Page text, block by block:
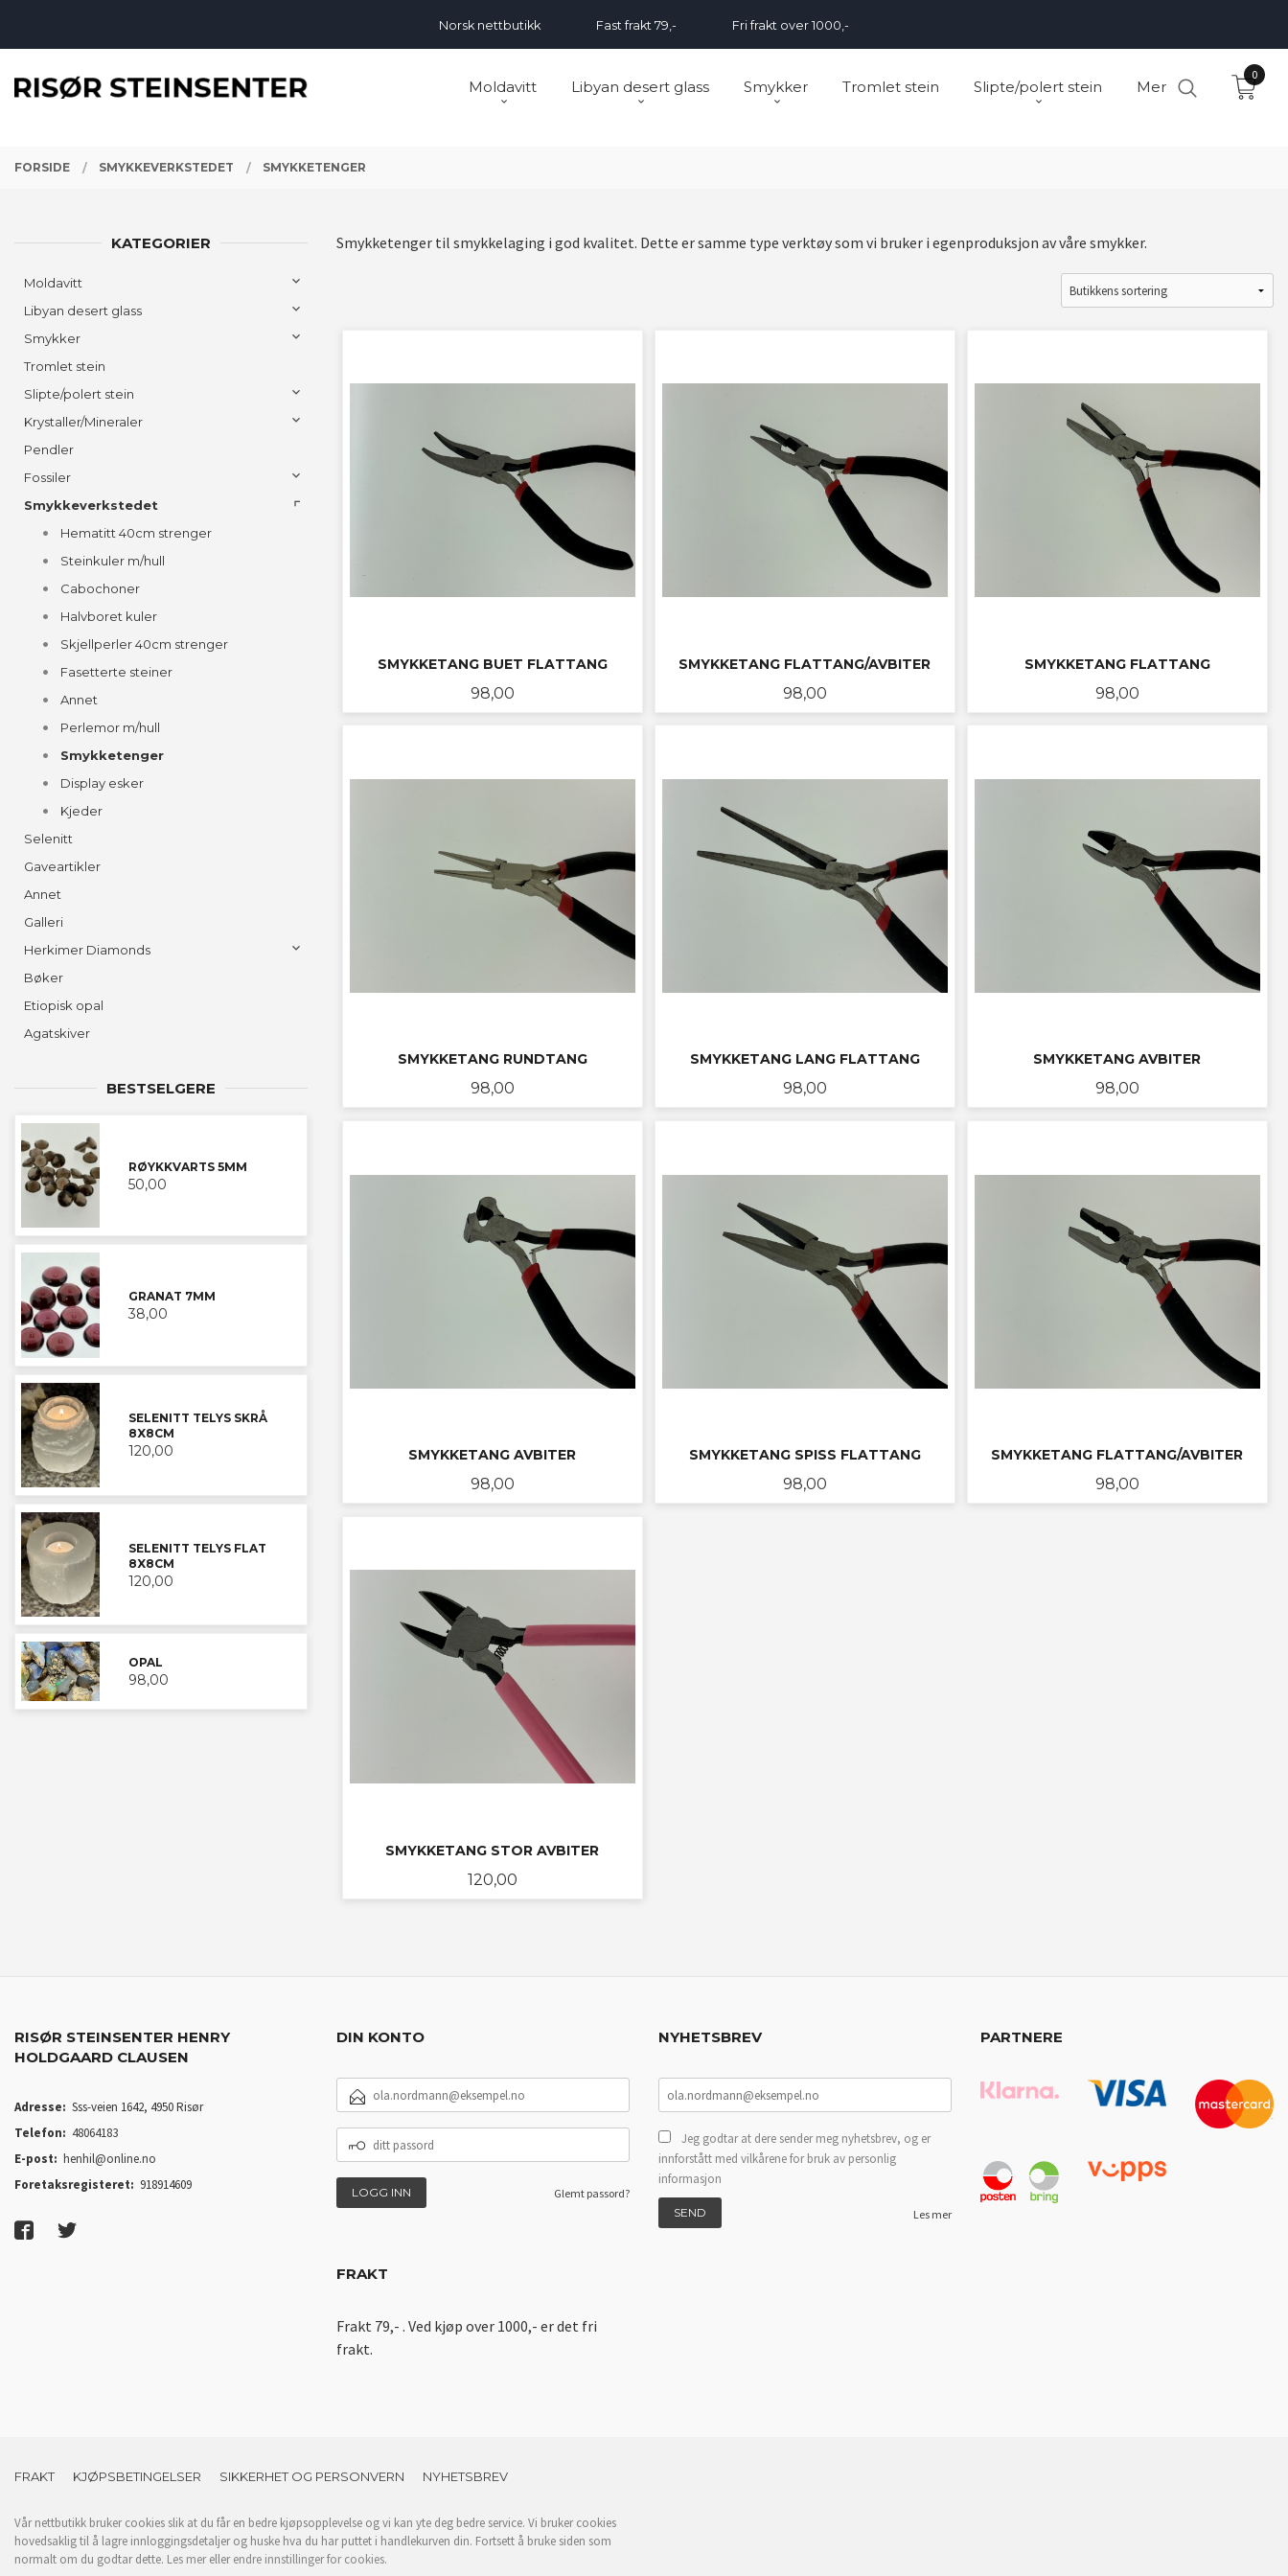
Norsk nettbutikk Fast frakt 79,- Fri frakt over 1000,-
Moldavitt Libyan desert glass Smykker Tromlet stein Slipte/polert stein Mer
0
FORSIDE SMYKKEVERKSTEDET SMYKKETENGER
Smykketenger til smykkelaging i god kvalitet. Dette er samme type verktøy som vi bruker i egenproduksjon av våre smykker.
SMYKKETANG BUET FLATTANG
Pris
98,00
SMYKKETANG FLATTANG/AVBITER
Pris
98,00
SMYKKETANG FLATTANG
Pris
98,00
SMYKKETANG RUNDTANG
Pris
98,00
SMYKKETANG LANG FLATTANG
Pris
98,00
SMYKKETANG AVBITER
Pris
98,00
SMYKKETANG AVBITER
Pris
98,00
SMYKKETANG SPISS FLATTANG
Pris
98,00
SMYKKETANG FLATTANG/AVBITER
Pris
98,00
SMYKKETANG STOR AVBITER
Pris
120,00
KATEGORIER
Moldavitt
Libyan desert glass
Smykker
Tromlet stein
Slipte/polert stein
Krystaller/Mineraler
Pendler
Fossiler
Smykkeverkstedet
Hematitt 40cm strenger
Steinkuler m/hull
Cabochoner
Halvboret kuler
Skjellperler 40cm strenger
Fasetterte steiner
Annet
Perlemor m/hull
Smykketenger
Display esker
Kjeder
Selenitt
Gaveartikler
Annet
Galleri
Herkimer Diamonds
Bøker
Etiopisk opal
Agatskiver
BESTSELGERE
RØYKKVARTS 5MM
50,00
GRANAT 7MM
38,00
SELENITT TELYS SKRÅ
8X8CM
120,00
SELENITT TELYS FLAT
8X8CM
120,00
OPAL
98,00
RISØR STEINSENTER HENRY
HOLDGAARD CLAUSEN
Adresse: Sss-veien 1642, 4950 Risør
Telefon: 48064183
E-post: henhil@online.no
Foretaksregisteret: 918914609
DIN KONTO
POSTADRESSE
PASSORD
Glemt passord?
FRAKT
Frakt 79,- . Ved kjøp over 1000,- er det fri
frakt.
NYHETSBREV
Jeg godtar at dere sender meg nyhetsbrev, og er
innforstått med vilkårene for bruk av personlig
informasjon
Les mer
PARTNERE
FRAKT KJØPSBETINGELSER SIKKERHET OG PERSONVERN NYHETSBREV
Vår nettbutikk bruker cookies slik at du får en bedre kjøpsopplevelse og vi kan yte deg bedre service. Vi bruker cookies
hovedsaklig til å lagre innloggingsdetaljer og huske hva du har puttet i handlekurven din. Fortsett å bruke siden som
normalt om du godtar dette. Les merellerendre innstillinger for cookies.